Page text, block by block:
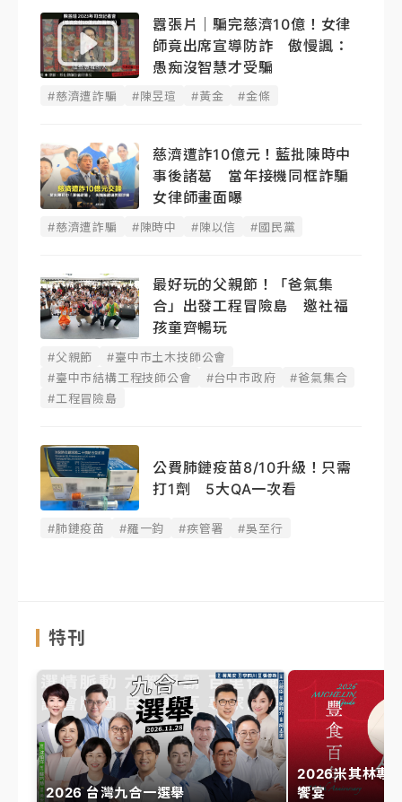
囂張片｜騙完慈濟10億！女律
師竟出席宣導防詐 傲慢諷：
愚痴沒智慧才受騙
#慈濟遭詐騙 #陳昱瑄 #黃金 #金條
慈濟遭詐10億元！藍批陳時中
事後諸葛 當年接機同框詐騙
女律師畫面曝
#慈濟遭詐騙 #陳時中 #陳以信 #國民黨
最好玩的父親節！「爸氣集
合」出發工程冒險島 邀社福
孩童齊暢玩
#父親節
#臺中市土木技師公會
#臺中市結構工程技師公會
#台中市政府
#爸氣集合
#工程冒險島
公費肺鏈疫苗8/10升級！只需
打1劑 5大QA一次看
#肺鏈疫苗 #羅一鈞 #疾管署 #吳至行
特刊
2026 台灣九合一選舉
2026米其林專
饗宴